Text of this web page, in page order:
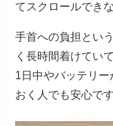
てスクロールできな
手首への負担とい
く長時間着けてい
1日中やバッテリ
おく人でも安心です